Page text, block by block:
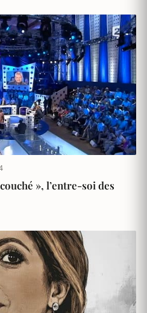
», l’entre-soi des